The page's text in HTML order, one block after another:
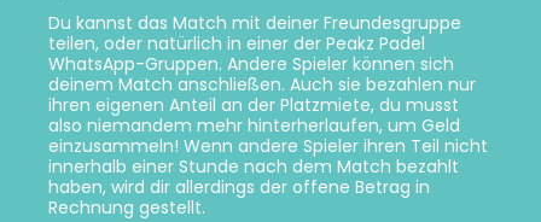
Du kannst das Match mit deiner Freundesgruppe
teilen, oder natürlich in einer der Peakz Padel
WhatsApp-Gruppen. Andere Spieler können sich
deinem Match anschließen. Auch sie bezahlen nur
ihren eigenen Anteil an der Platzmiete, du musst
also niemandem mehr hinterherlaufen, um Geld
einzusammeln! Wenn andere Spieler ihren Teil nicht
innerhalb einer Stunde nach dem Match bezahlt
haben, wird dir allerdings der offene Betrag in
Rechnung gestellt.